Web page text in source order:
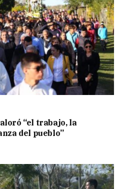
“el trabajo, la
del pueblo”